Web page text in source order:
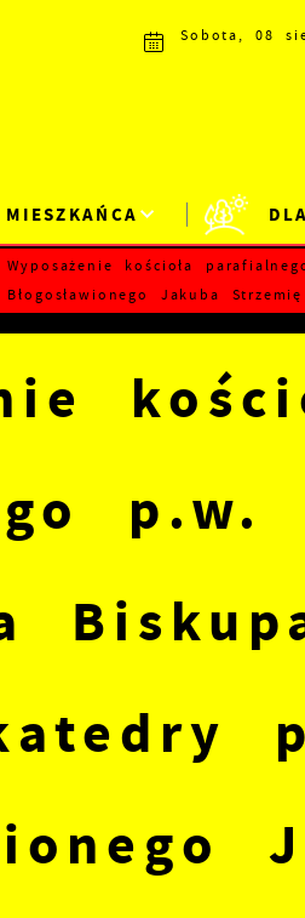
Sobota, 08
Wyposażenie kościoła
Błogosławionego Jakuba Strzemię
p.w.